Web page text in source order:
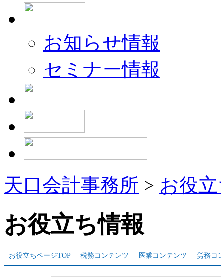
お知らせ情報
セミナー情報
天口会計事務所 > お役
お役立ち情報
お役立ちページTOP 税務コンテンツ 医業コンテンツ 労務コ